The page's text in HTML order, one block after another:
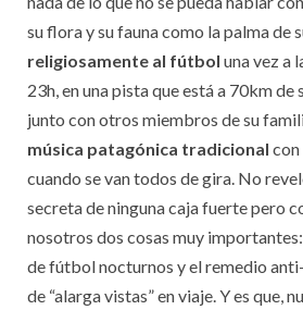
su flora y su fauna como la palma de
religiosamente al fútbol una vez a
23h, en una pista que está a 70km
junto con otros miembros de su
música patagónica tradicional con
cuando se van todos de gira. No
secreta de ninguna caja fuerte pero
nosotros dos cosas muy
de fútbol nocturnos y el remedio
de “alarga vistas” en viaje. Y es que,